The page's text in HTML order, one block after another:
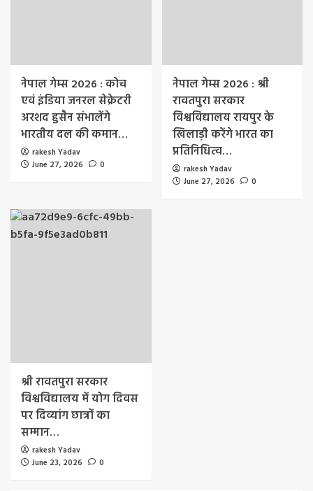
नेपाल गेम्स 2026 : कोच
एवं इंडिया जनरल सेक्रेटरी
अरशद हुसैन संभालेंगे
भारतीय दल की कमान…
rakesh Yadav
June 27, 2026
0
नेपाल गेम्स 2026 : श्री
रावतपुरा सरकार
विश्वविद्यालय रायपुर के
खिलाड़ी करेंगे भारत का
प्रतिनिधित्व…
rakesh Yadav
June 27, 2026
0
श्री रावतपुरा सरकार
विश्वविद्यालय में योग दिवस
पर दिव्यांग छात्रों का
सम्मान…
rakesh Yadav
June 23, 2026
0